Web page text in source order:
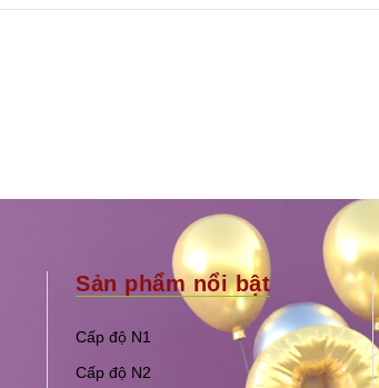
Sản phẩm nổi bật
Cấp độ N1
Cấp độ N2